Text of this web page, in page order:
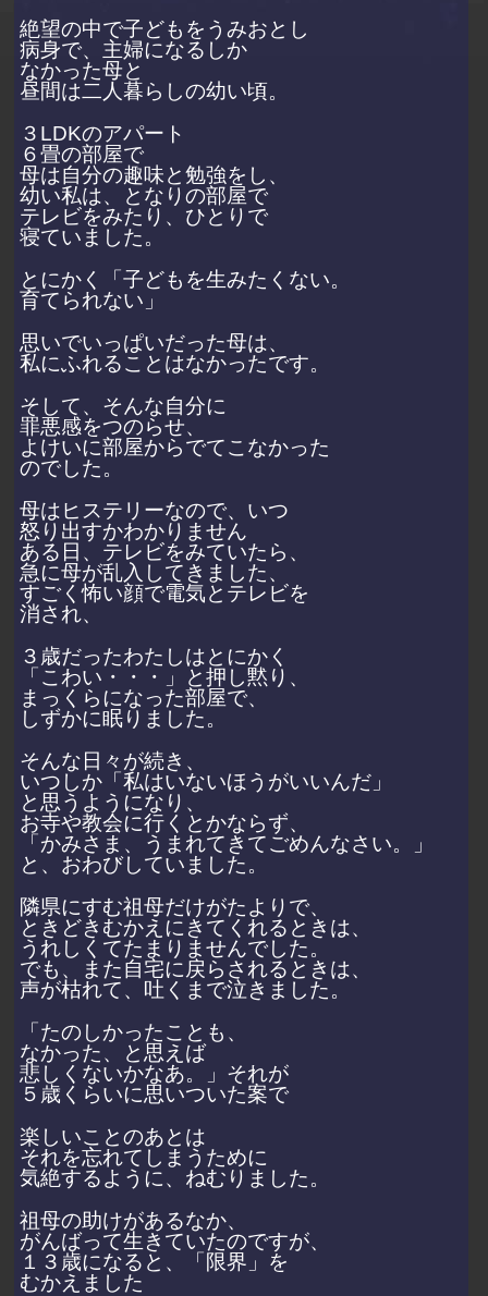
絶望の中で子どもをうみおとし
病身で、主婦になるしか
なかった母と
昼間は二人暮らしの幼い頃。
３LDKのアパート
６畳の部屋で
母は自分の趣味と勉強をし、
幼い私は、となりの部屋で
テレビをみたり、ひとりで
寝ていました。
とにかく「子どもを生みたくない。
育てられない」
思いでいっぱいだった母は、
私にふれることはなかったです。
そして、そんな自分に
罪悪感をつのらせ、
よけいに部屋からでてこなかった
のでした。
母はヒステリーなので、いつ
怒り出すかわかりません
ある日、テレビをみていたら、
急に母が乱入してきました、
すごく怖い顔で電気とテレビを
消され、
３歳だったわたしはとにかく
「こわい・・・」と押し黙り、
まっくらになった部屋で、
しずかに眠りました。
そんな日々が続き、
いつしか「私はいないほうがいいんだ」
と思うようになり、
お寺や教会に行くとかならず、
「かみさま、うまれてきてごめんなさい。」
と、おわびしていました。
隣県にすむ祖母だけがたよりで、
ときどきむかえにきてくれるときは、
うれしくてたまりませんでした。
でも、また自宅に戻らされるときは、
声が枯れて、吐くまで泣きました。
「たのしかったことも、
なかった、と思えば
悲しくないかなあ。」それが
５歳くらいに思いついた案で
楽しいことのあとは
それを忘れてしまうために
気絶するように、ねむりました。
祖母の助けがあるなか、
がんばって生きていたのですが、
１３歳になると、「限界」を
むかえました